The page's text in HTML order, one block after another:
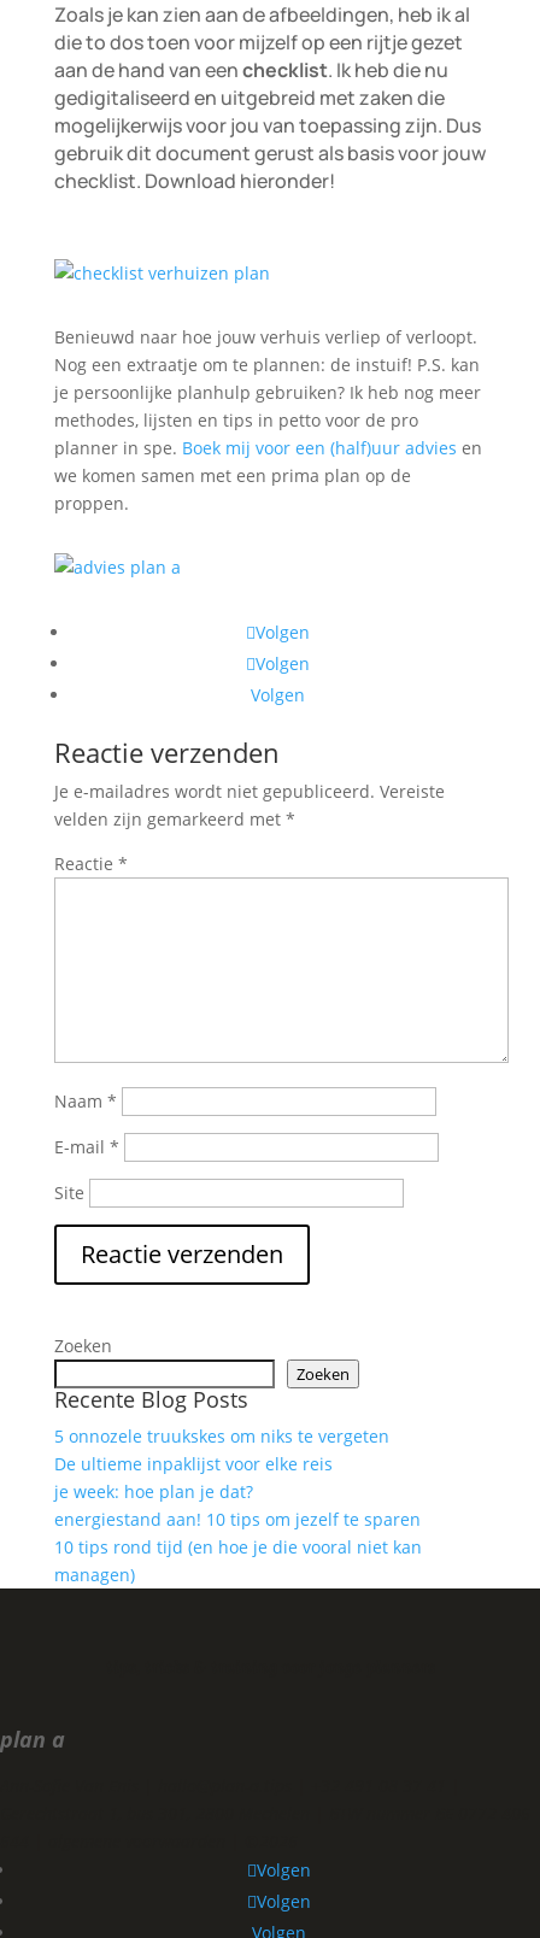
Zoals je kan zien aan de afbeeldingen, heb ik al
die to dos toen voor mijzelf op een rijtje gezet
aan de hand van eenchecklist. Ik heb die nu
gedigitaliseerd en uitgebreid met zaken die
mogelijkerwijs voor jou van toepassing zijn. Dus
gebruik dit document gerust als basis voor jouw
checklist. Download hieronder!
Benieuwd naar hoe jouw verhuis verliep of verloopt.
Nog een extraatje om te plannen: de instuif! P.S. kan
je persoonlijke planhulp gebruiken? Ik heb nog meer
methodes, lijsten en tips in petto voor de pro
planner in spe. Boek mij voor een (half)uur advies en
we komen samen met een prima plan op de
proppen.
Volgen
Volgen
Volgen
Reactie verzenden
Je e-mailadres wordt niet gepubliceerd. Vereiste
velden zijn gemarkeerd met *
Reactie *
Naam *
E-mail *
Site
Zoeken
Zoeken
Recente Blog Posts
5 onnozele truukskes om niks te vergeten
De ultieme inpaklijst voor elke reis
je week: hoe plan je dat?
energiestand aan! 10 tips om jezelf te sparen
10 tips rond tijd (en hoe je die vooral niet kan
managen)
plan a
Volgen
Volgen
Volgen